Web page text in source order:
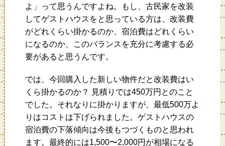
よ」って思うんですよね。もし、古民家を改装
してゲストハウスをと思っている方は、改装費
がどれくらい掛かるのか、宿泊費はどれくらい
になるのか、このバランスを充分に考慮する必
要があると思うんです。
では、今回購入した新しい物件だと改装費はい
くら掛かるのか？ 見積りでは450万円とのこと
でした。それなりに掛かりますが、最低500万よ
りはコストは下げられました。ゲストハウスの
宿泊費の下落傾向は今後もつづくものと思われ
ます。最終的には1,500〜2,000円が相場になる